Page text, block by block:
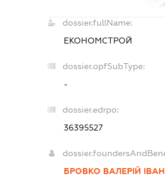
dossier.fullName:
ЕКОНОМСТРОЙ
dossier.opfSubType:
-
dossier.edrpo:
36395527
БРОВКО ВАЛЕРІЙ